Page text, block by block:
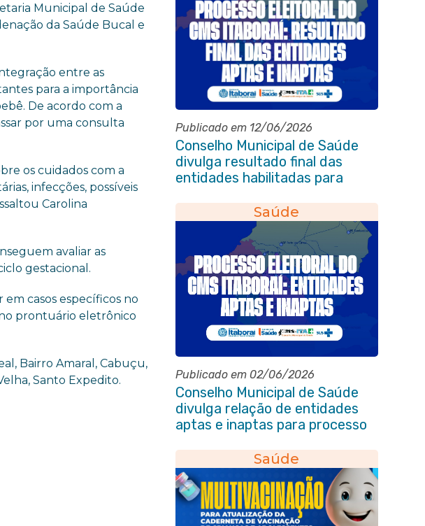
Municipal de Saúde
da Saúde Bucal e
entre as
para a importância
De acordo com a
por uma consulta
os cuidados com a
infecções, possíveis
Carolina
avaliar as
gestacional.
casos específicos no
prontuário eletrônico
Bairro Amaral, Cabuçu,
Santo Expedito.
Publicado em 12/06/2026
Conselho Municipal de Saúde
divulga resultado final das
entidades habilitadas para
2030
Saúde
Publicado em 02/06/2026
Conselho Municipal de Saúde
divulga relação de entidades
aptas e inaptas para processo
2030
Saúde